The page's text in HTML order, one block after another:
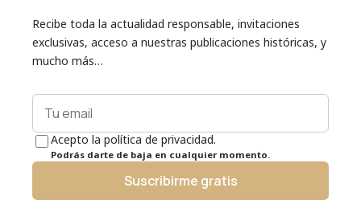
Recibe toda la actualidad responsable, invitaciones
exclusivas, acceso a nuestras publicaciones históricas, y
mucho más…
Acepto la política de privacidad.
Podrás darte de baja en cualquier momento.
Suscribirme gratis